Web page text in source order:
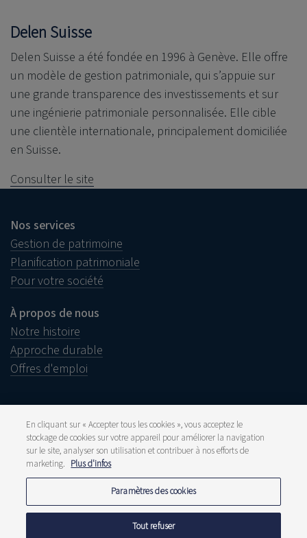
Delen Suisse
Delen Suisse a été fondée en 1996 à Genève. Elle offre
un modèle de gestion patrimoniale, qui s’appuie sur
une grande transparence des investissements et sur
une ingénierie patrimoniale personnalisée. Elle cible
une clientèle internationale, principalement domiciliée
en Suisse.
Consulter le site
Nos services
Gestion de patrimoine
Planification patrimoniale
Pour votre société
À propos de nous
Notre histoire
Approche durable
Offres d'emploi
Informations juridiques
Disclaimer
Réclamations
Lanceurs d’alerte
Tarifs
En cliquant sur « Accepter tous les cookies », vous acceptez le
stockage de cookies sur votre appareil pour améliorer la navigation
sur le site, analyser son utilisation et contribuer à nos efforts de
marketing. Plus d'infos
Paramètres des cookies
Tout refuser